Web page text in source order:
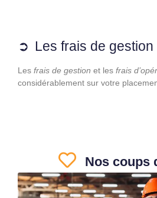
Les frais de gestion
Les frais de gestion et les frais
considérablement sur votre
Nos coups